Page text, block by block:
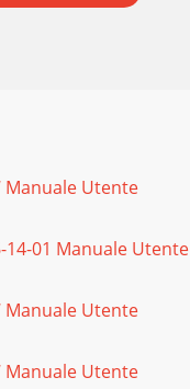
Manuale Utente
01 Manuale Utente
Manuale Utente
Manuale Utente